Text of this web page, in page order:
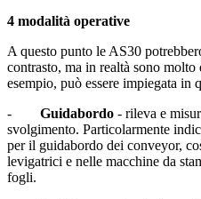
4 modalità operative
A questo punto le AS30
contrasto, ma in realtà sono
esempio, può essere impiegata in
- Guidabordo - rileva e
svolgimento. Particolarmente
per il guidabordo dei conveyor,
levigatrici e nelle macchine da
fogli.